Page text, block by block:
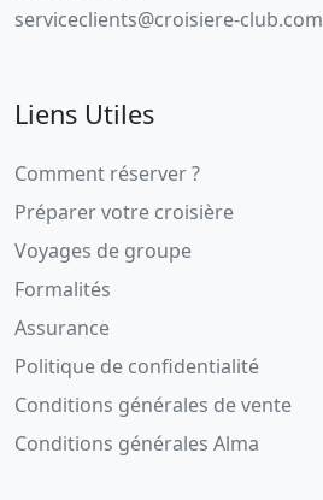
serviceclients@croisiere-club.com
Liens Utiles
Comment réserver ?
Préparer votre croisière
Voyages de groupe
Formalités
Assurance
Politique de confidentialité
Conditions générales de vente
Conditions générales Alma